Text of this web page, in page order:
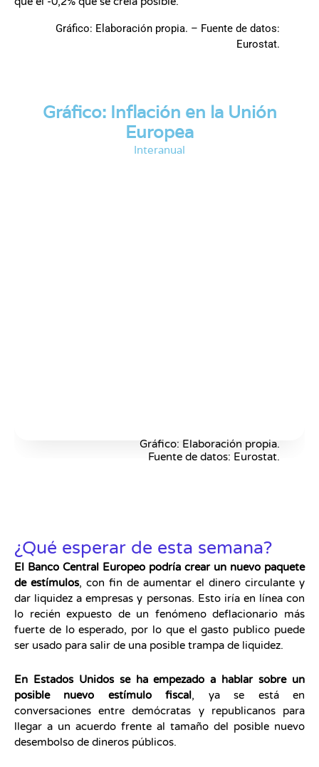
Gráfico: Elaboración propia. – Fuente de datos:
Eurostat.
Gráfico: Inflación en la Unión
Europea
Interanual
Gráfico: Elaboración propia.
Fuente de datos: Eurostat.
¿Qué esperar de esta semana?
El Banco Central Europeo podría crear un nuevo paquete
de estímulos, con fin de aumentar el dinero circulante y
dar liquidez a empresas y personas. Esto iría en línea con
lo recién expuesto de un fenómeno deflacionario más
fuerte de lo esperado, por lo que el gasto publico puede
ser usado para salir de una posible trampa de liquidez.
En Estados Unidos se ha empezado a hablar sobre un
posible nuevo estímulo fiscal, ya se está en
conversaciones entre demócratas y republicanos para
llegar a un acuerdo frente al tamaño del posible nuevo
desembolso de dineros públicos.